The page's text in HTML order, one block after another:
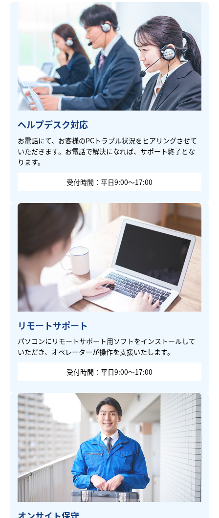
ヘルプデスク対応
お電話にて、お客様のPCトラブル状況をヒアリングさせて
いただきます。お電話で解決になれば、サポート終了とな
ります。
受付時間：平日9:00～17:00
リモートサポート
パソコンにリモートサポート用ソフトをインストールして
いただき、オペレーターが操作を支援いたします。
受付時間：平日9:00～17:00